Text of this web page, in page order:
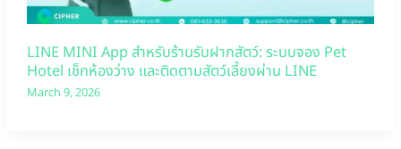
LINE MINI App สำหรับร้านรับฝากสัตว์: ระบบจอง Pet
Hotel เช็กห้องว่าง และติดตามสัตว์เลี้ยงผ่าน LINE
March 9, 2026